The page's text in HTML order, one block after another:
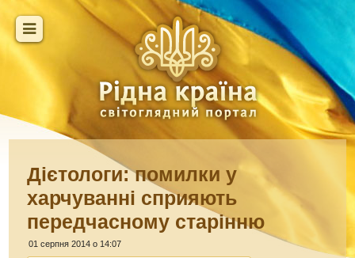
Дієтологи: помилки у
харчуванні сприяють
передчасному старінню
01 серпня 2014 о 14:07